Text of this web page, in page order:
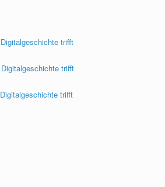
Digitalgeschichte trifft
Digitalgeschichte trifft
Digitalgeschichte trifft